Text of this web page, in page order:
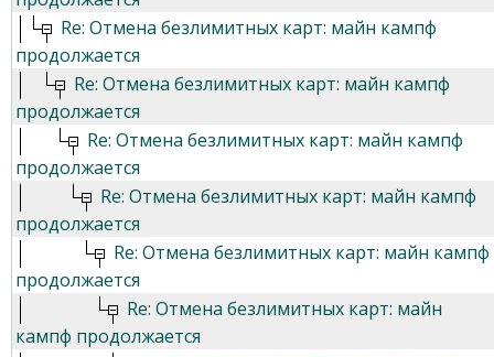
Re: Отмена безлимитных карт: майн кампф
продолжается
Re: Отмена безлимитных карт: майн кампф
продолжается
Re: Отмена безлимитных карт: майн кампф
продолжается
Re: Отмена безлимитных карт: майн кампф
продолжается
Re: Отмена безлимитных карт: майн кампф
продолжается
Re: Отмена безлимитных карт: майн
кампф продолжается